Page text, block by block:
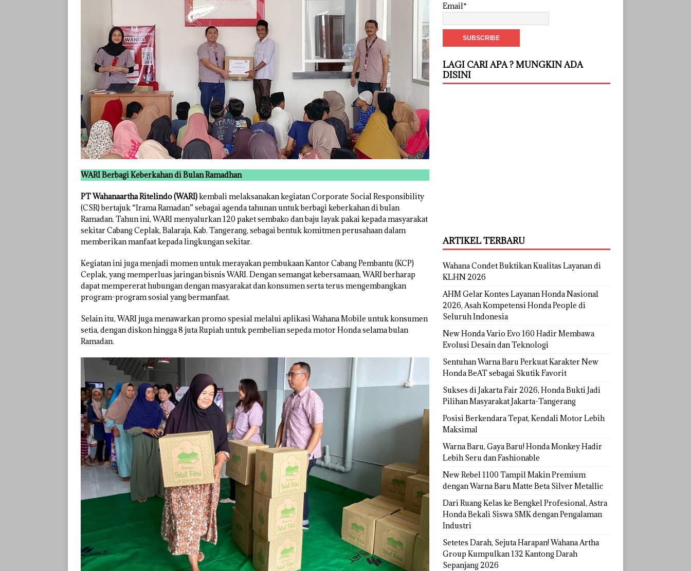
WARI Berbagi Keberkahan di Bulan Ramadhan
PT Wahanaartha Ritelindo (WARI)kembali melaksanakan kegiatan Corporate Social Responsibility
(CSR) bertajuk “Irama Ramadan” sebagai agenda tahunan untuk berbagi keberkahan di bulan
Ramadan. Tahun ini, WARI menyalurkan 120 paket sembako dan baju layak pakai kepada masyarakat
sekitar Cabang Ceplak, Balaraja, Kab. Tangerang, sebagai bentuk komitmen perusahaan dalam
memberikan manfaat kepada lingkungan sekitar.
Kegiatan ini juga menjadi momen untuk merayakan pembukaan Kantor Cabang Pembantu (KCP)
Ceplak, yang memperluas jaringan bisnis WARI. Dengan semangat kebersamaan, WARI berharap
dapat mempererat hubungan dengan masyarakat dan konsumen serta terus mengembangkan
program-program sosial yang bermanfaat.
Selain itu, WARI juga menawarkan promo spesial melalui aplikasi Wahana Mobile untuk konsumen
setia, dengan diskon hingga 8 juta Rupiah untuk pembelian sepeda motor Honda selama bulan
Ramadan.
Email*
LAGI CARI APA ? MUNGKIN ADA
DISINI
ARTIKEL TERBARU
Wahana Condet Buktikan Kualitas Layanan di
KLHN 2026
AHM Gelar Kontes Layanan Honda Nasional
2026, Asah Kompetensi Honda People di
Seluruh Indonesia
New Honda Vario Evo 160 Hadir Membawa
Evolusi Desain dan Teknologi
Sentuhan Warna Baru Perkuat Karakter New
Honda BeAT sebagai Skutik Favorit
Sukses di Jakarta Fair 2026, Honda Bukti Jadi
Pilihan Masyarakat Jakarta-Tangerang
Posisi Berkendara Tepat, Kendali Motor Lebih
Maksimal
Warna Baru, Gaya Baru! Honda Monkey Hadir
Lebih Seru dan Fashionable
New Rebel 1100 Tampil Makin Premium
dengan Warna Baru Matte Beta Silver Metallic
Dari Ruang Kelas ke Bengkel Profesional, Astra
Honda Bekali Siswa SMK dengan Pengalaman
Industri
Setetes Darah, Sejuta Harapan! Wahana Artha
Group Kumpulkan 132 Kantong Darah
Sepanjang 2026